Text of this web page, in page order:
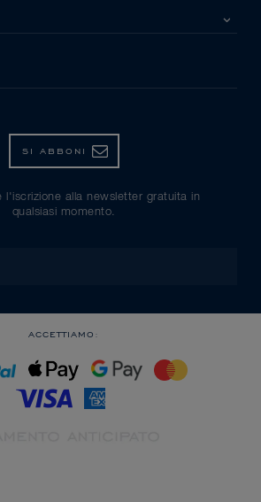
SI ABBONI
l'iscrizione alla newsletter gratuita in
qualsiasi momento.
ACCETTIAMO: